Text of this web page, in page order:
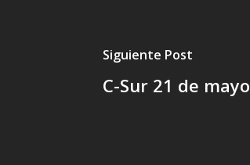
Siguiente Post
C-Sur 21 de mayo